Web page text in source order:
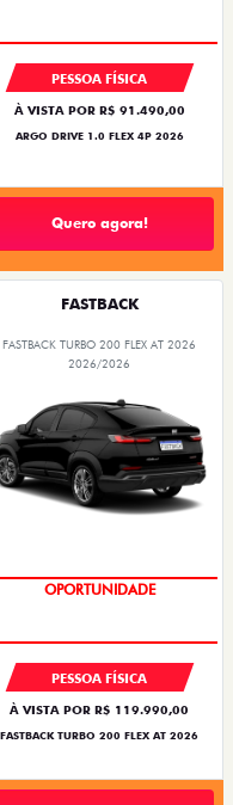
PESSOA FÍSICA
À VISTA POR R$ 91.490,00
ARGO DRIVE 1.0 FLEX 4P 2026
Quero agora!
FASTBACK
FASTBACK TURBO 200 FLEX AT 2026
2026/2026
OPORTUNIDADE
PESSOA FÍSICA
À VISTA POR R$ 119.990,00
FASTBACK TURBO 200 FLEX AT 2026